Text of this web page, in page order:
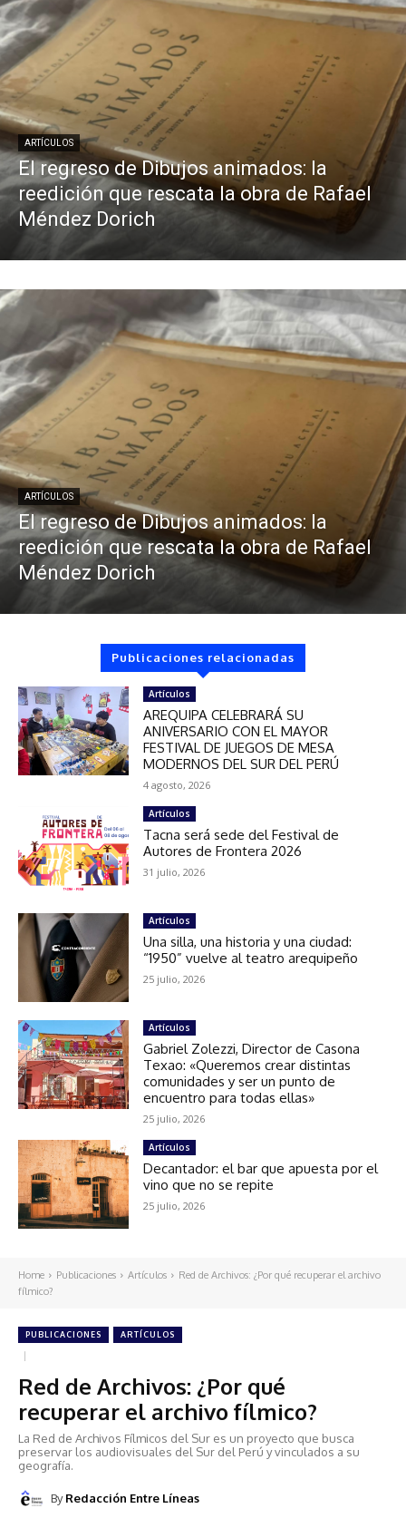
ARTÍCULOS
El regreso de Dibujos animados: la
reedición que rescata la obra de Rafael
Méndez Dorich
ARTÍCULOS
El regreso de Dibujos animados: la
reedición que rescata la obra de Rafael
Méndez Dorich
Publicaciones relacionadas
Artículos
AREQUIPA CELEBRARÁ SU
ANIVERSARIO CON EL MAYOR
FESTIVAL DE JUEGOS DE MESA
MODERNOS DEL SUR DEL PERÚ
4 agosto, 2026
Artículos
Tacna será sede del Festival de
Autores de Frontera 2026
31 julio, 2026
Artículos
Una silla, una historia y una ciudad:
“1950” vuelve al teatro arequipeño
25 julio, 2026
Artículos
Gabriel Zolezzi, Director de Casona
Texao: «Queremos crear distintas
comunidades y ser un punto de
encuentro para todas ellas»
25 julio, 2026
Artículos
Decantador: el bar que apuesta por el
vino que no se repite
25 julio, 2026